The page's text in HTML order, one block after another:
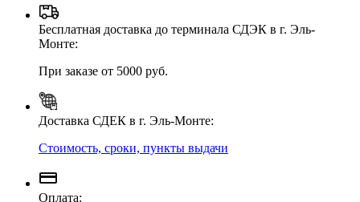
Бесплатная доставка до терминала СДЭК в г. Эль-
Монте:
При заказе от 5000 руб.
Доставка СДЕК в г. Эль-Монте:
Стоимость, сроки, пункты выдачи
Оплата: